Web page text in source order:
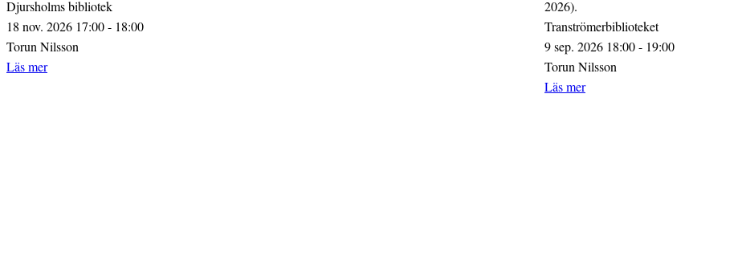
Djursholms bibliotek
18 nov. 2026 17:00 - 18:00
Torun Nilsson
Läs mer
2026).
Tranströmerbiblioteket
9 sep. 2026 18:00 - 19:00
Torun Nilsson
Läs mer